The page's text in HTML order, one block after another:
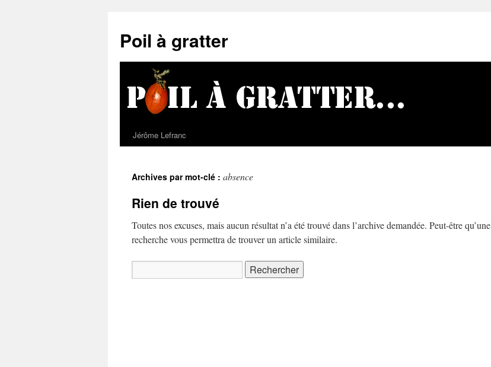
Poil à gratter
Jérôme Lefranc
Archives par mot-clé : absence
Rien de trouvé
Toutes nos excuses, mais aucun résultat n’a été trouvé dans l’archive demandée. Peut-être qu’une
recherche vous permettra de trouver un article similaire.